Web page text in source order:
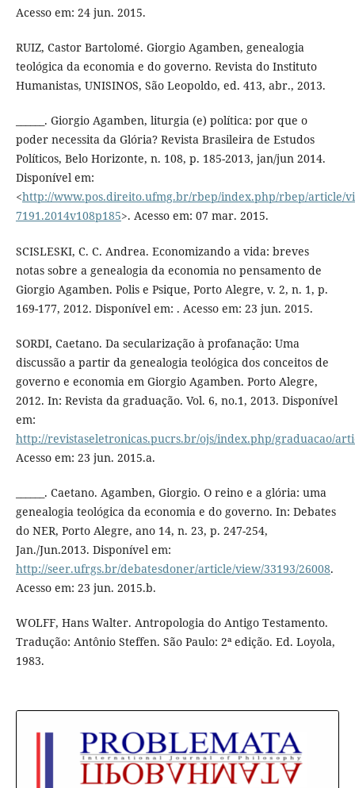
Acesso em: 24 jun. 2015.
RUIZ, Castor Bartolomé. Giorgio Agamben, genealogia
teológica da economia e do governo. Revista do Instituto
Humanistas, UNISINOS, São Leopoldo, ed. 413, abr., 2013.
______. Giorgio Agamben, liturgia (e) política: por que o
poder necessita da Glória? Revista Brasileira de Estudos
Políticos, Belo Horizonte, n. 108, p. 185-2013, jan/jun 2014.
Disponível em:
<http://www.pos.direito.ufmg.br/rbep/index.php/rbep/article/
7191.2014v108p185>. Acesso em: 07 mar. 2015.
SCISLESKI, C. C. Andrea. Economizando a vida: breves
notas sobre a genealogia da economia no pensamento de
Giorgio Agamben. Polis e Psique, Porto Alegre, v. 2, n. 1, p.
169-177, 2012. Disponível em: . Acesso em: 23 jun. 2015.
SORDI, Caetano. Da secularização à profanação: Uma
discussão a partir da genealogia teológica dos conceitos de
governo e economia em Giorgio Agamben. Porto Alegre,
2012. In: Revista da graduação. Vol. 6, no.1, 2013. Disponível
em:
http://revistaseletronicas.pucrs.br/ojs/index.php/graduacao/
Acesso em: 23 jun. 2015.a.
______. Caetano. Agamben, Giorgio. O reino e a glória: uma
genealogia teológica da economia e do governo. In: Debates
do NER, Porto Alegre, ano 14, n. 23, p. 247-254,
Jan./Jun.2013. Disponível em:
http://seer.ufrgs.br/debatesdoner/article/view/33193/26008.
Acesso em: 23 jun. 2015.b.
WOLFF, Hans Walter. Antropologia do Antigo Testamento.
Tradução: Antônio Steffen. São Paulo: 2ª edição. Ed. Loyola,
1983.